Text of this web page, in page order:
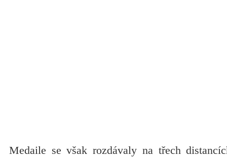
Medaile se však rozdávaly na třech